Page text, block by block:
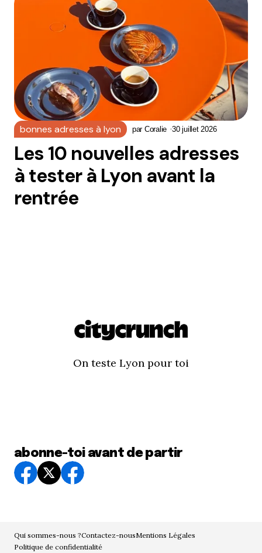
bonnes adresses à lyon par Coralie 30 juillet 2026
Les 10 nouvelles adresses
à tester à Lyon avant la
rentrée
On teste Lyon pour toi
abonne-toi avant de partir
Qui sommes-nous ?Contactez-nousMentions Légales
Politique de confidentialité